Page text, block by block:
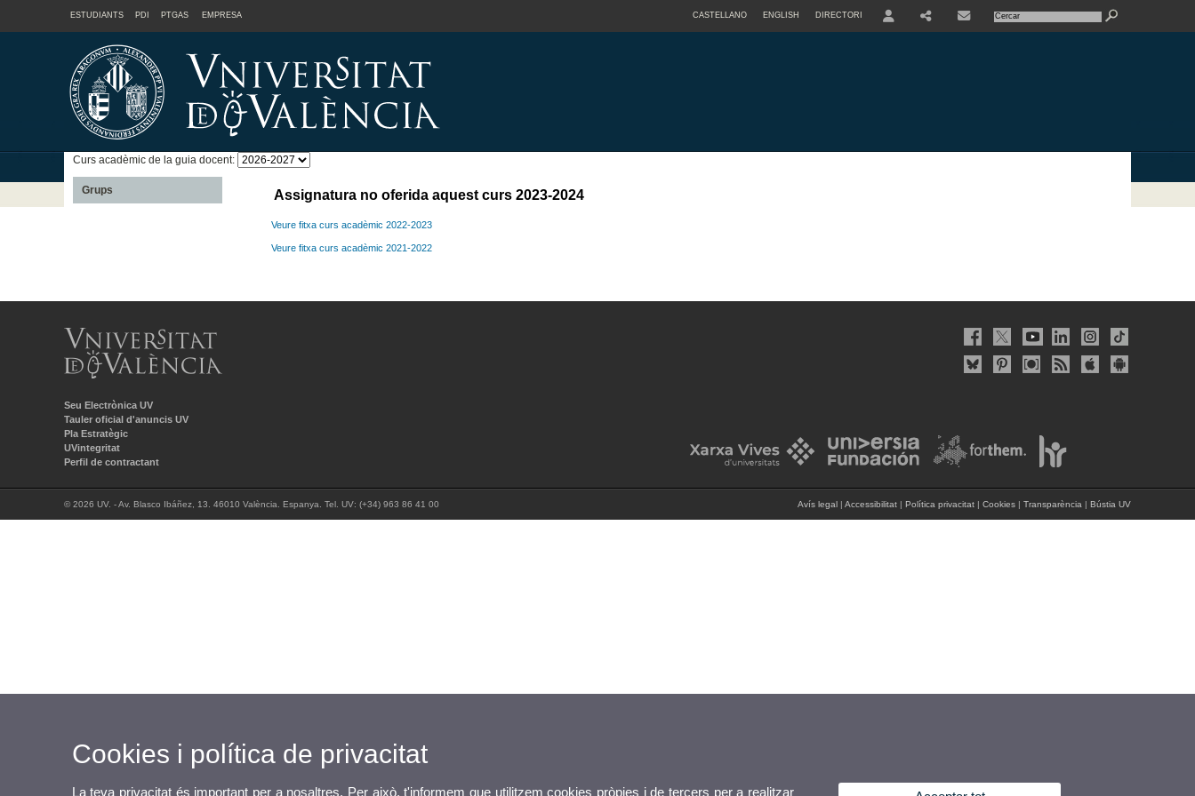
ESTUDIANTS PDI PTGAS EMPRESA CASTELLANO ENGLISH DIRECTORI
Curs acadèmic de la guia docent:
Grups Assignatura no oferida aquest curs 2023-2024
Veure fitxa curs acadèmic 2022-2023
Veure fitxa curs acadèmic 2021-2022
Seu Electrònica UV
Tauler oficial d'anuncis UV
Pla Estratègic
UVintegritat
Perfil de contractant
© 2026 UV. - Av. Blasco Ibáñez, 13. 46010 València. Espanya. Tel. UV: (+34) 963 86 41 00 Avís legal | Accessibilitat | Política privacitat | Cookies | Transparència | Bústia UV
Cookies i política de privacitat
La teva privacitat és important per a nosaltres. Per això, t'informem que utilitzem cookies pròpies i de tercers per a realitzar